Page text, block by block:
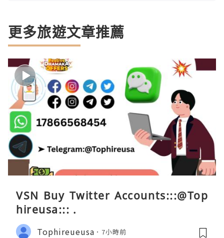
更多旅遊文章推薦
VSN Buy Twitter Accounts:::@Top
hireusa::: .
Tophireueusa 7小時前